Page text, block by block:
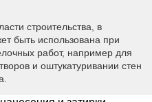
строительства, в
быть использована при
работ, например для
и оштукатуривании стен